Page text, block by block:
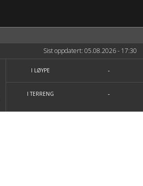
Sist oppdatert: 05.08.2026 - 17:30
I LØYPE -
I TERRENG -